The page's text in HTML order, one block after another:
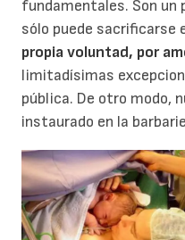
fundamentales. Son un
sólo puede sacrificarse
propia voluntad, por
limitadísimas
pública. De otro modo,
instaurado en la